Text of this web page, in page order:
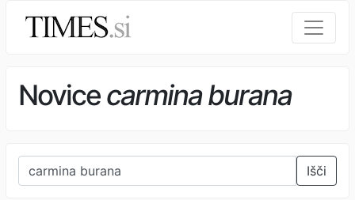
Novicecarmina burana
Išči